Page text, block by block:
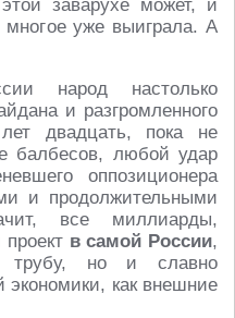
заварухе может, и
многое уже выиграла. А
народ настолько
и разгромленного
двадцать, пока не
балбесов, любой удар
оппозиционера
и продолжительными
все миллиарды,
в самой России,
трубу, но и славно
экономики, как внешние